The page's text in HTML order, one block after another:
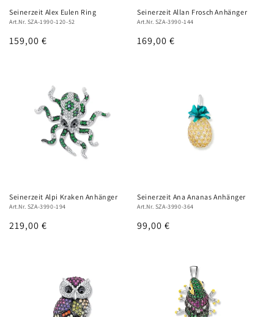
Seinerzeit Alex Eulen Ring
Art.Nr. SZA-1990-120-52
Normaler
159,00 €
Seinerzeit Allan Frosch Anhänger
Art.Nr. SZA-3990-144
Normaler
169,00 €
Seinerzeit Alpi Kraken Anhänger
Art.Nr. SZA-3990-194
Normaler
219,00 €
Seinerzeit Ana Ananas Anhänger
Art.Nr. SZA-3990-364
Normaler
99,00 €